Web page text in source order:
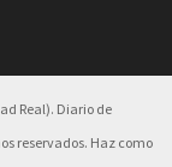
Real). Diario de
reservados. Haz como